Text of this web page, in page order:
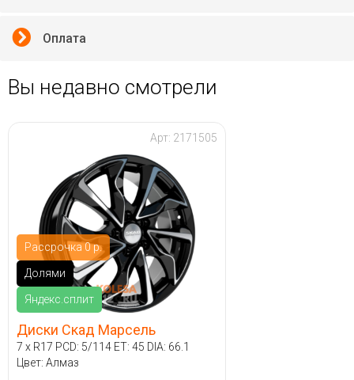
Оплата
Вы недавно смотрели
Рассрочка 0 р.
Долями
Яндекс.сплит
Арт: 2171505
Диски Скад Марсель
7 x R17 PCD: 5/114 ET: 45 DIA: 66.1
Цвет: Алмаз